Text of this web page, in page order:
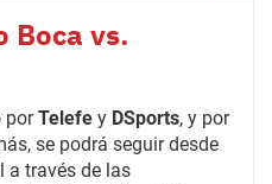
Boca vs.
porTelefe y DSports, y por
se podrá seguir desde
a través de las